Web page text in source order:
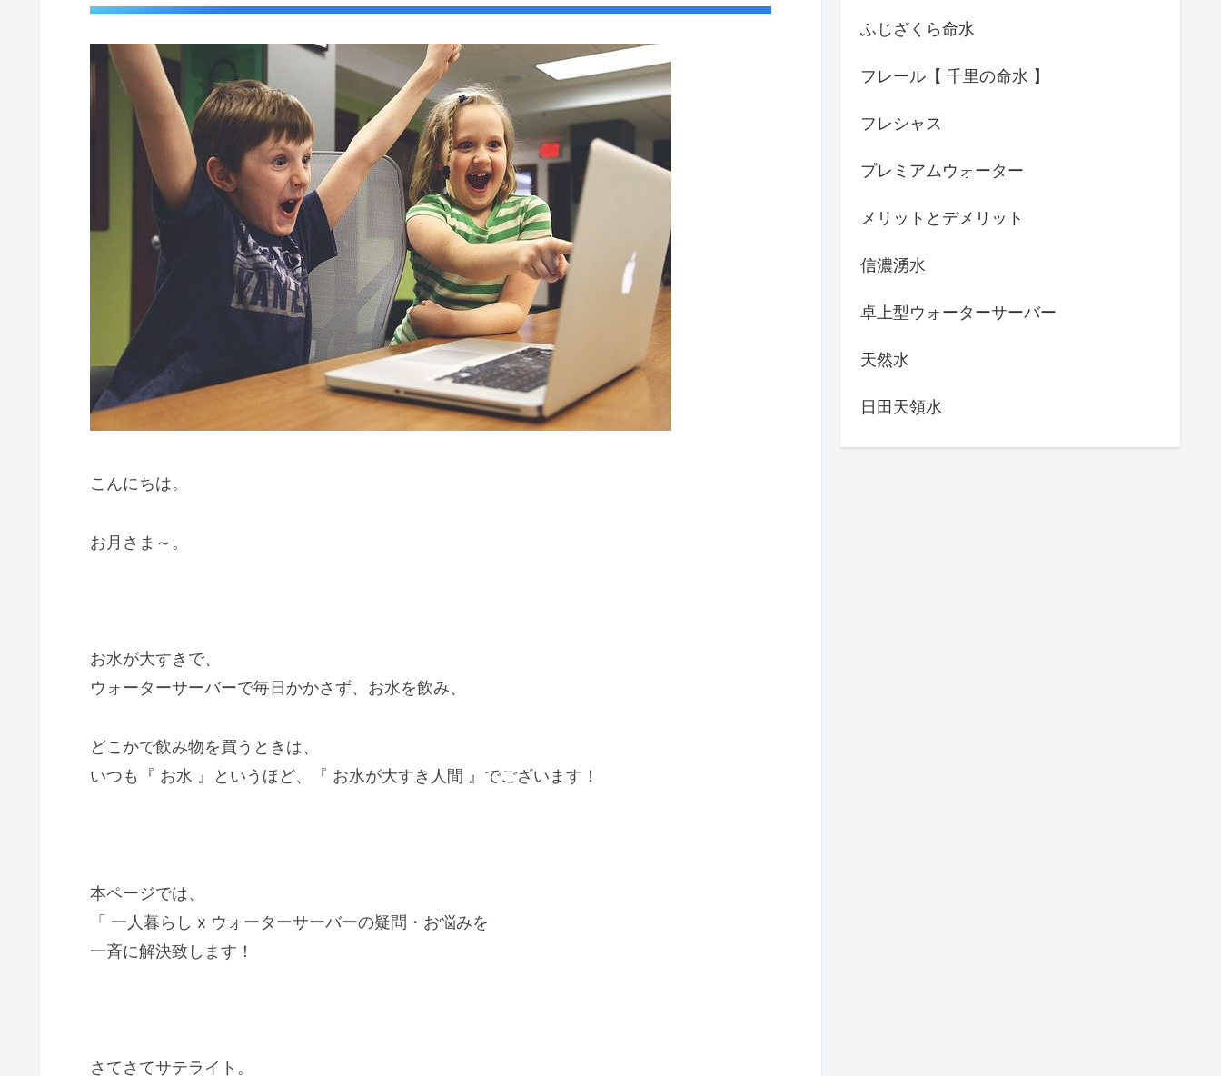
こんにちは。
お月さま～。
お水が大すきで、
ウォーターサーバーで毎日かかさず、お水を飲み、
どこかで飲み物を買うときは、
いつも『 お水 』というほど、『 お水が大すき人間 』でございます！
本ページでは、
「 一人暮らし x ウォーターサーバーの疑問・お悩みを
一斉に解決致します！
さてさてサテライト。
ふじざくら命水
フレール【 千里の命水 】
フレシャス
プレミアムウォーター
メリットとデメリット
信濃湧水
卓上型ウォーターサーバー
天然水
日田天領水